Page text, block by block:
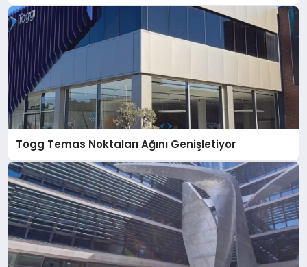
Togg Temas Noktaları Ağını Genişletiyor